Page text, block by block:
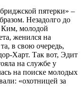
пятерки» –
Незадолго до
Ким, молодой
женился на
в свою очередь,
Харт. Так вот, Эдит
на службе у
на поиске молодых
«охотницей за